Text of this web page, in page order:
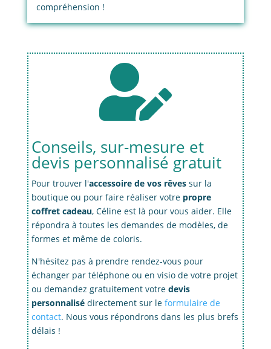
compréhension !

Conseils, sur-mesure et
devis personnalisé gratuit
Pour trouver l'accessoire de vos rêvessur la
boutique ou pour faire réaliser votre propre
coffret cadeau, Céline est là pour vous aider. Elle
répondra à toutes les demandes de modèles, de
formes et même de coloris.
N'hésitez pas à prendre rendez-vous pour
échanger par téléphone ou en visio de votre projet
ou demandez gratuitement votre devis
personnalisédirectement sur le formulaire de
contact. Nous vous répondrons dans les plus brefs
délais !